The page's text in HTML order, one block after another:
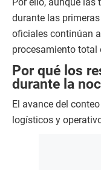
durante las
oficiales continúan
procesamiento total
Por qué los
durante la
El avance del
logísticos y